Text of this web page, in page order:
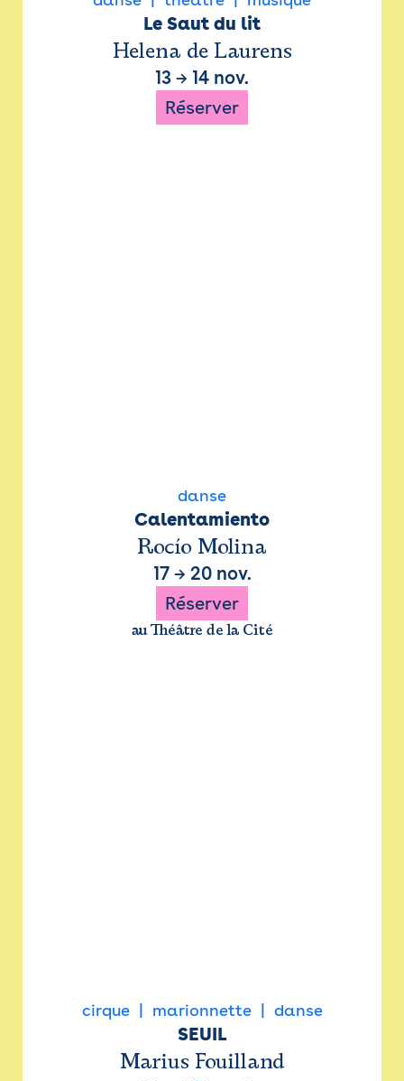
Le Saut du lit
Helena de Laurens
13 → 14 nov.
Réserver
danse
Calentamiento
Rocío Molina
17→ 20 nov.
Réserver
au Théâtre de la Cité
cirque marionnette danse
SEUIL
Marius Fouilland